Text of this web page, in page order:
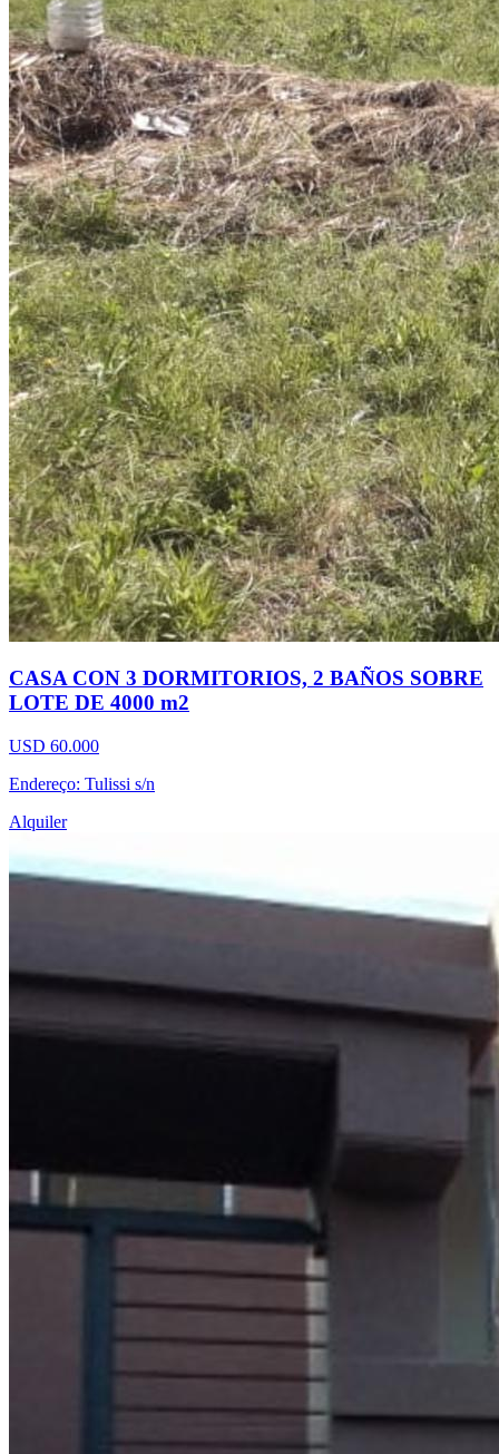
CASA CON 3 DORMITORIOS, 2 BAÑOS SOBRE
LOTE DE 4000 m2
USD 60.000
Endereço: Tulissi s/n
Alquiler